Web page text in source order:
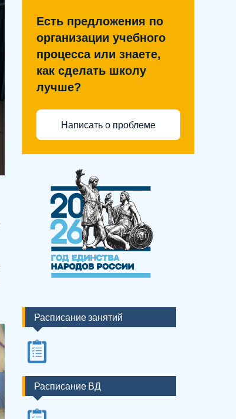
Есть предложения по
организации учебного
процесса или знаете,
как сделать школу
лучше?
Написать о проблеме
Расписание занятий
Расписание ВД